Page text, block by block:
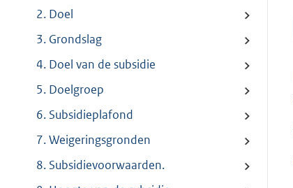
2. Doel
3. Grondslag
4. Doel van de subsidie
5. Doelgroep
6. Subsidieplafond
7. Weigeringsgronden
8. Subsidievoorwaarden.